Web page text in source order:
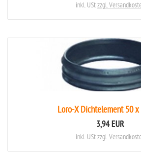
inkl. UStzzgl.
Loro-X Dichtelement 50
3,94 EUR
inkl. UStzzgl.